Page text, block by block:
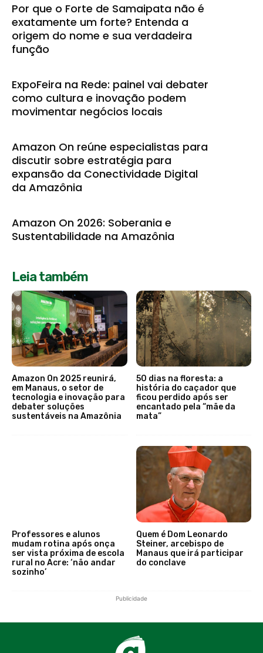
Por que o Forte de Samaipata não é
exatamente um forte? Entenda a
origem do nome e sua verdadeira
função
ExpoFeira na Rede: painel vai debater
como cultura e inovação podem
movimentar negócios locais
Amazon On reúne especialistas para
discutir sobre estratégia para
expansão da Conectividade Digital
da Amazônia
Amazon On 2026: Soberania e
Sustentabilidade na Amazônia
Leia também
Amazon On 2025 reunirá,
em Manaus, o setor de
tecnologia e inovação para
debater soluções
sustentáveis na Amazônia
50 dias na floresta: a
história do caçador que
ficou perdido após ser
encantado pela “mãe da
mata”
Professores e alunos
mudam rotina após onça
ser vista próxima de escola
rural no Acre: ‘não andar
sozinho’
Quem é Dom Leonardo
Steiner, arcebispo de
Manaus que irá participar
do conclave
Publicidade